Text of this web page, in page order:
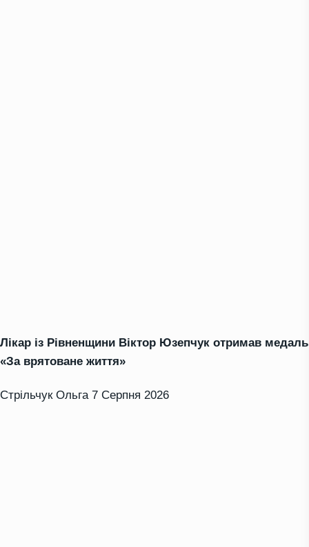
Лікар із Рівненщини Віктор Юзепчук отримав медаль
«За врятоване життя»
Стрільчук Ольга 7 Серпня 2026